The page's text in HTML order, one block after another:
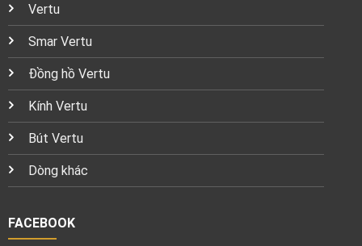
Vertu
Smar Vertu
Đồng hồ Vertu
Kính Vertu
Bút Vertu
Dòng khác
FACEBOOK